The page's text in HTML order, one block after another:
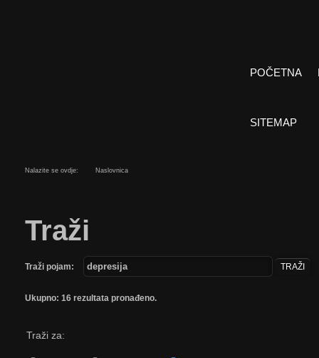
POČETNA
SITEMAP
Nalazite se ovdje: Naslovnica
Traži
Traži pojam: TRAŽI
Ukupno: 16 rezultata pronađeno.
Traži za: